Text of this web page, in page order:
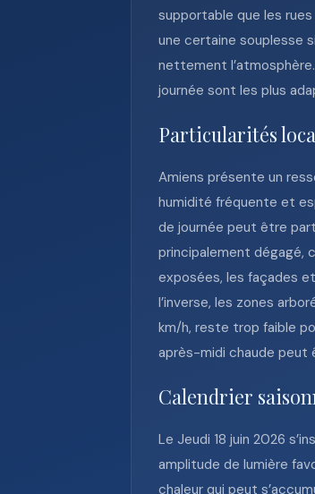
supportable que les
une certaine souplesse
nettement
journée sont les plus
Particularités
Amiens présente un
humidité fréquente et
de journée peut être
principalement dégagé,
exposées, les façades
l’inverse, les zones
km/h, reste trop faible
après-midi chaude peut
Calendrier
Le Jeudi 18 juin 2026
amplitude de lumière
chaleur qui peut